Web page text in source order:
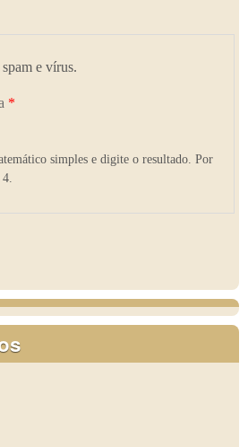
e vírus.
*
simples e digite o resultado. Por